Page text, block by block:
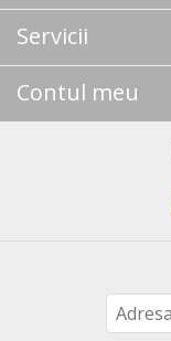
Servicii
Contul meu